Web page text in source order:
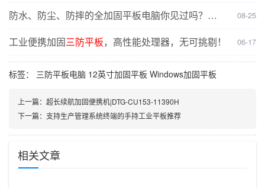
防水、防尘、防摔的全加固平板电脑你见过吗？
08-25
工业便携加固三防平板，高性能处理器，无可挑剔！ 06-17
标签： 三防平板电脑 12英寸加固平板 Windows加固平板
上一篇： 超长续航加固便携机|DTG-CU153-11390H
下一篇： 支持生产管理系统终端的手持工业平板推荐
相关文章